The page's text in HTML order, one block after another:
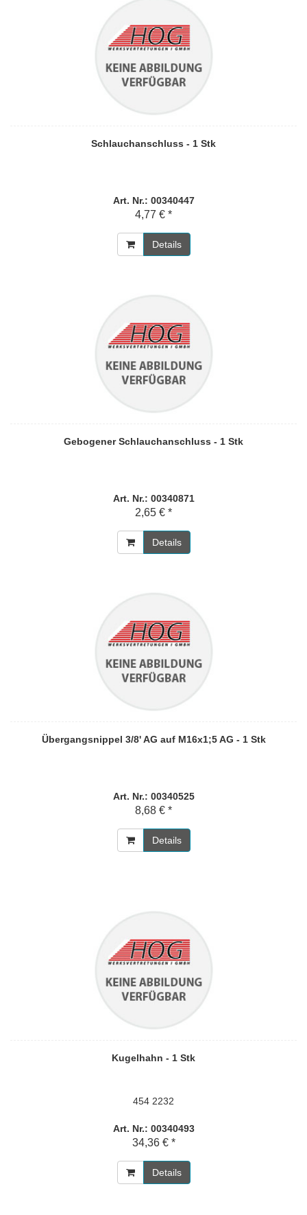
Schlauchanschluss - 1 Stk
Art. Nr.: 00340447
4,77 € *
Details
Gebogener Schlauchanschluss - 1 Stk
Art. Nr.: 00340871
2,65 € *
Details
Übergangsnippel 3/8' AG auf M16x1;5 AG - 1 Stk
Art. Nr.: 00340525
8,68 € *
Details
Kugelhahn - 1 Stk
454 2232
Art. Nr.: 00340493
34,36 € *
Details